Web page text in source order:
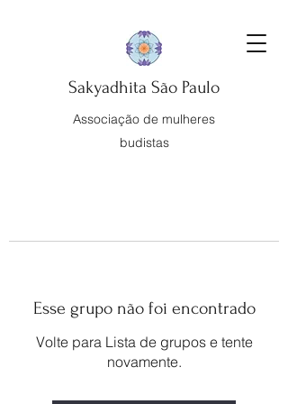
Sakyadhita São Paulo
Associação de mulheres
budistas
Esse grupo não foi encontrado
Volte para Lista de grupos e tente
novamente.